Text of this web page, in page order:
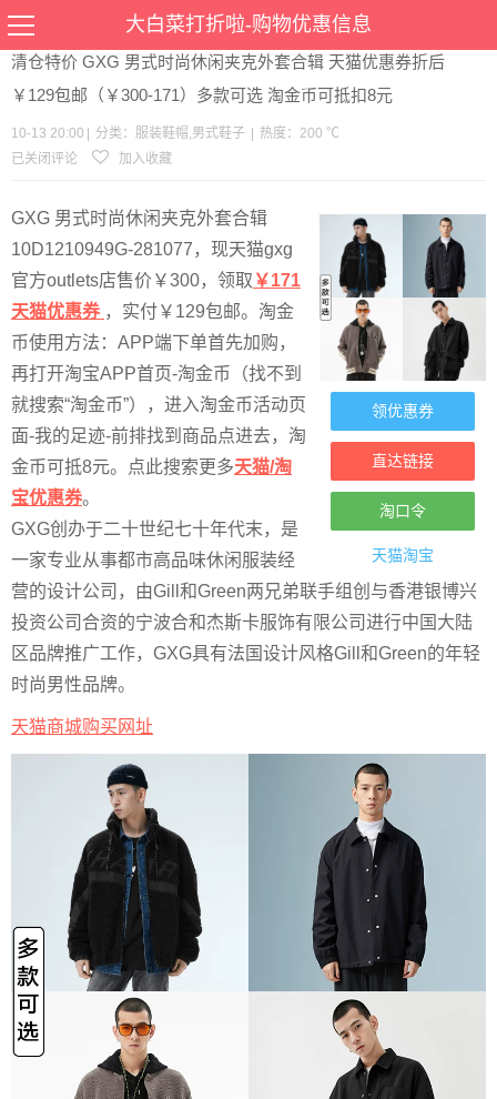
大白菜打折啦-购物优惠信息
当前位置： 优惠>服装鞋帽男式鞋子>文章详情
清仓特价 GXG 男式时尚休闲夹克外套合辑 天猫优惠券折后
￥129包邮（￥300-171）多款可选 淘金币可抵扣8元
10-13 20:00 分类： 服装鞋帽,男式鞋子
热度：200 ℃
已关闭评论
加入收藏
领优惠券
直达链接
淘口令
天猫淘宝
GXG 男式时尚休闲夹克外套合辑
10D1210949G-281077，现天猫gxg
官方outlets店售价￥300，领取 ￥171
天猫优惠券 ，实付￥129包邮。淘金
币使用方法：APP端下单首先加购，
再打开淘宝APP首页-淘金币（找不到
就搜索“淘金币”），进入淘金币活动页
面-我的足迹-前排找到商品点进去，淘
金币可抵8元。点此搜索更多天猫/淘
宝优惠券。
GXG创办于二十世纪七十年代末，是
一家专业从事都市高品味休闲服装经
营的设计公司，由Gill和Green两兄弟联手组创与香港银博兴
投资公司合资的宁波合和杰斯卡服饰有限公司进行中国大陆
区品牌推广工作，GXG具有法国设计风格Gill和Green的年轻
时尚男性品牌。
天猫商城购买网址